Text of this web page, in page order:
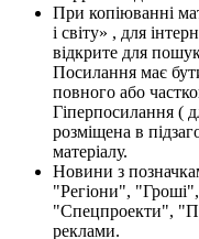
При копіюванні
і світу» , для
відкрите для
Посилання має
повного або
Гіперпосилання (
розміщена в
матеріалу.
Новини з
"Регіони",
"Спецпроекти",
реклами.